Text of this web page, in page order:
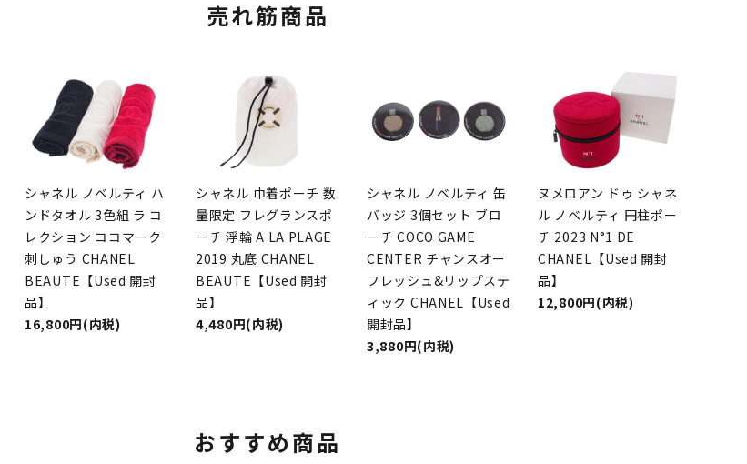
売れ筋商品
シャネル ノベルティ ハ
ンドタオル 3色組 ラ コ
レクション ココマーク
刺しゅう CHANEL
BEAUTE【Used 開封
品】
16,800円(内税)
シャネル 巾着ポーチ 数
量限定 フレグランスポ
ーチ 浮輪 A LA PLAGE
2019 丸底 CHANEL
BEAUTE【Used 開封
品】
4,480円(内税)
シャネル ノベルティ 缶
バッジ 3個セット ブロ
ーチ COCO GAME
CENTER チャンスオー
フレッシュ&リップステ
ィック CHANEL【Used
開封品】
3,880円(内税)
ヌメロアン ドゥ シャネ
ル ノベルティ 円柱ポー
チ 2023 N°1 DE
CHANEL【Used 開封
品】
12,800円(内税)
おすすめ商品